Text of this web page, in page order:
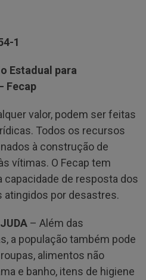
1
Estadual para
Fecap
valor, podem ser feitas
Todos os recursos
à construção de
vítimas. O Fecap tem
de resposta dos
atingidos por desastres.
– Além das
a população também pode
alimentos não
e banho, itens de higiene